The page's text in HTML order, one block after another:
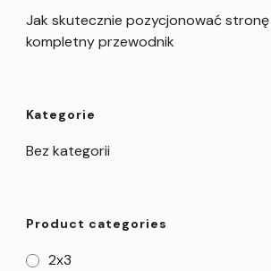
Jak skutecznie pozycjonować stronę
kompletny przewodnik
Kategorie
Bez kategorii
Product categories
2x3